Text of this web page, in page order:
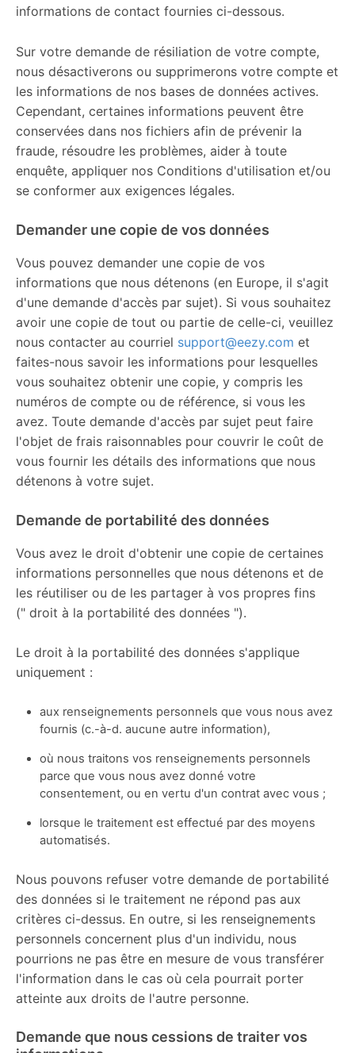
informations de contact fournies ci-dessous.
Sur votre demande de résiliation de votre compte,
nous désactiverons ou supprimerons votre compte et
les informations de nos bases de données actives.
Cependant, certaines informations peuvent être
conservées dans nos fichiers afin de prévenir la
fraude, résoudre les problèmes, aider à toute
enquête, appliquer nos Conditions d'utilisation et/ou
se conformer aux exigences légales.
Demander une copie de vos données
Vous pouvez demander une copie de vos
informations que nous détenons (en Europe, il s'agit
d'une demande d'accès par sujet). Si vous souhaitez
avoir une copie de tout ou partie de celle-ci, veuillez
nous contacter au courriel support@eezy.com et
faites-nous savoir les informations pour lesquelles
vous souhaitez obtenir une copie, y compris les
numéros de compte ou de référence, si vous les
avez. Toute demande d'accès par sujet peut faire
l'objet de frais raisonnables pour couvrir le coût de
vous fournir les détails des informations que nous
détenons à votre sujet.
Demande de portabilité des données
Vous avez le droit d'obtenir une copie de certaines
informations personnelles que nous détenons et de
les réutiliser ou de les partager à vos propres fins
(" droit à la portabilité des données ").
Le droit à la portabilité des données s'applique
uniquement :
aux renseignements personnels que vous nous avez
fournis (c.-à-d. aucune autre information),
où nous traitons vos renseignements personnels
parce que vous nous avez donné votre
consentement, ou en vertu d'un contrat avec vous ;
lorsque le traitement est effectué par des moyens
automatisés.
Nous pouvons refuser votre demande de portabilité
des données si le traitement ne répond pas aux
critères ci-dessus. En outre, si les renseignements
personnels concernent plus d'un individu, nous
pourrions ne pas être en mesure de vous transférer
l'information dans le cas où cela pourrait porter
atteinte aux droits de l'autre personne.
Demande que nous cessions de traiter vos